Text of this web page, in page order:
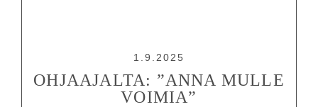
1.9.2025
OHJAAJALTA: ”ANNA MULLE
VOIMIA”